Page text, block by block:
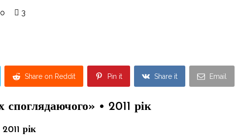
3
Share on Reddit Pin it Share it Email
• 2011 рік
рік